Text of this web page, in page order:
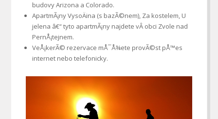
budovy Arizona a Colorado.
ApartmÃ¡ny VysoÄina (s bazÃ©nem), Za kostelem, U
jelena â€“ tyto apartmÃ¡ny najdete vÂ obci Zvole nad
PernÅ¡tejnem.
VeÅ¡kerÃ© rezervace mÅ¯Å¾ete provÃ©st pÅ™es
internet nebo telefonicky.